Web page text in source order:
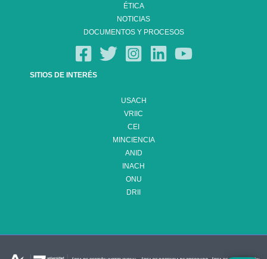
ÉTICA
NOTICIAS
DOCUMENTOS Y PROCESOS
SITIOS DE INTERÉS
USACH
VRIIC
CEI
MINCIENCIA
ANID
INACH
ONU
DRII